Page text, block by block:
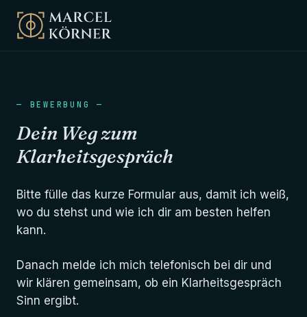
— BEWERBUNG —
Dein Weg zum
Klarheitsgespräch
Bitte fülle das kurze Formular aus, damit ich weiß,
wo du stehst und wie ich dir am besten helfen
kann.
Danach melde ich mich telefonisch bei dir und
wir klären gemeinsam, ob ein Klarheitsgespräch
Sinn ergibt.